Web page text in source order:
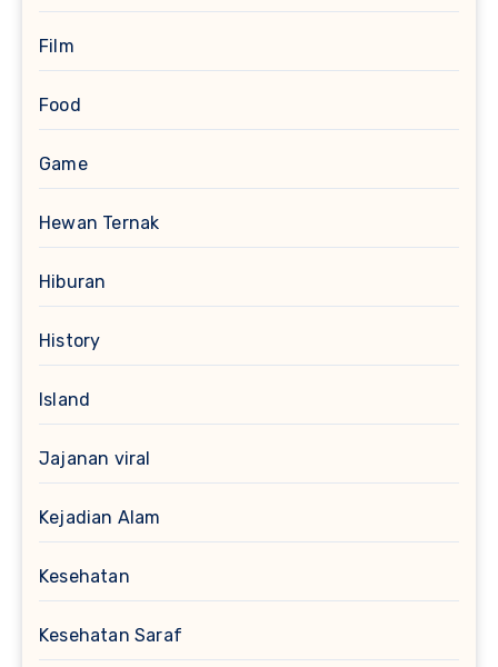
Film
Food
Game
Hewan Ternak
Hiburan
History
Island
Jajanan viral
Kejadian Alam
Kesehatan
Kesehatan Saraf